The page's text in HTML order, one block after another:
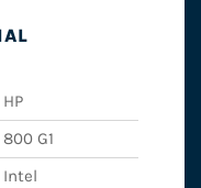
HP
800 G1
Intel